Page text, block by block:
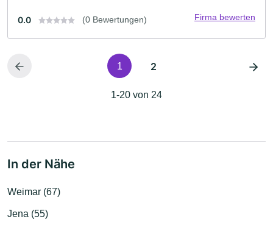
0.0 (0 Bewertungen) Firma bewerten
1 2
1-20 von 24
In der Nähe
Weimar (67)
Jena (55)